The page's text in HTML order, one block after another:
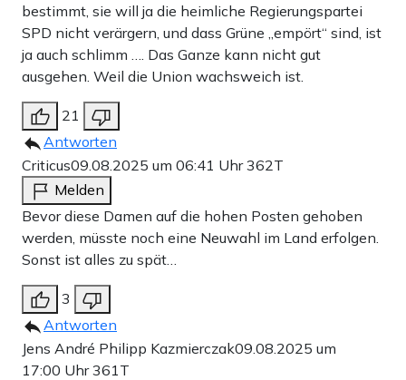
bestimmt, sie will ja die heimliche Regierungspartei
SPD nicht verärgern, und dass Grüne „empört“ sind, ist
ja auch schlimm …. Das Ganze kann nicht gut
ausgehen. Weil die Union wachsweich ist.
21
Antworten
Criticus09.08.2025 um 06:41 Uhr362T
Melden
Bevor diese Damen auf die hohen Posten gehoben
werden, müsste noch eine Neuwahl im Land erfolgen.
Sonst ist alles zu spät…
3
Antworten
Jens André Philipp Kazmierczak09.08.2025 um
17:00 Uhr361T